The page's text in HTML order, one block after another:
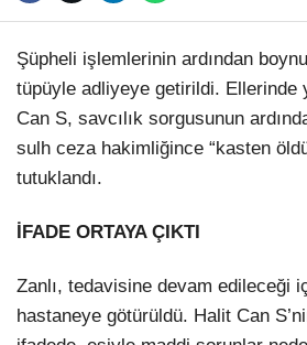
Şüpheli işlemlerinin ardından
tüpüyle adliyeye getirildi. Ellerinde
Can S, savcılık sorgusunun
sulh ceza hakimliğince “kasten
tutuklandı.
İFADE ORTAYA ÇIKTI
Zanlı, tedavisine devam edileceği
hastaneye götürüldü. Halit Can